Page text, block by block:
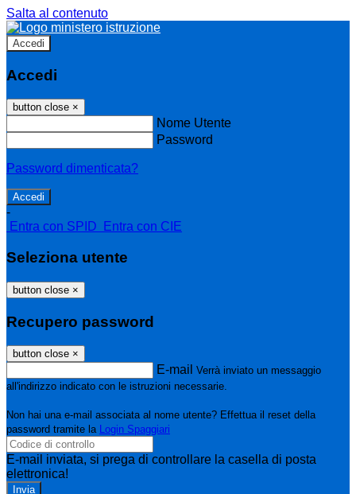
Salta al contenuto
Accedi
Accedi
button close ×
Nome Utente
Password
Password dimenticata?
-
Entra con SPID
Entra con CIE
Seleziona utente
button close ×
Recupero password
button close ×
E-mail Verrà inviato un messaggio
all'indirizzo indicato con le istruzioni necessarie.
Non hai una e-mail associata al nome utente? Effettua il reset della
password tramite la Login Spaggiari
E-mail inviata, si prega di controllare la casella di posta
elettronica!